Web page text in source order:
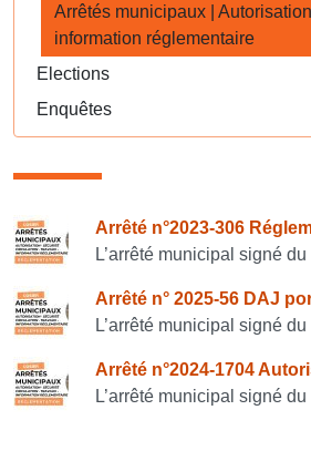
Arrêtés municipaux |
information réglementaire
Elections
Enquêtes
Consulter également
Arrêté n°2023-306
L’arrêté municipal signé
Arrêté n° 2025-56 DAJ
L’arrêté municipal signé
Arrêté n°2024-1704
L’arrêté municipal signé